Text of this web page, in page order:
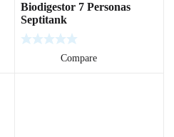
Biodigestor 7 Personas
Septitank
Compare